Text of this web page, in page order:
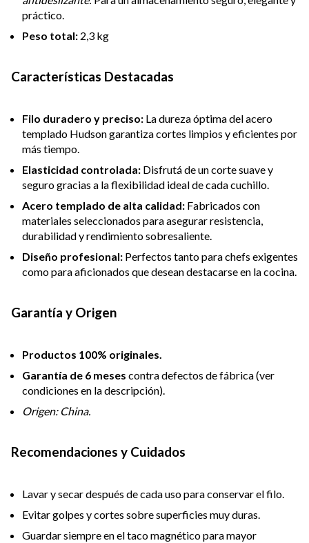
práctico.
Peso total: 2,3 kg
Características Destacadas
Filo duradero y preciso: La dureza óptima del acero
templado Hudson garantiza cortes limpios y eficientes por
más tiempo.
Elasticidad controlada: Disfrutá de un corte suave y
seguro gracias a la flexibilidad ideal de cada cuchillo.
Acero templado de alta calidad: Fabricados con
materiales seleccionados para asegurar resistencia,
durabilidad y rendimiento sobresaliente.
Diseño profesional: Perfectos tanto para chefs exigentes
como para aficionados que desean destacarse en la cocina.
Garantía y Origen
Productos 100% originales.
Garantía de 6 meses contra defectos de fábrica (ver
condiciones en la descripción).
Origen: China.
Recomendaciones y Cuidados
Lavar y secar después de cada uso para conservar el filo.
Evitar golpes y cortes sobre superficies muy duras.
Guardar siempre en el taco magnético para mayor